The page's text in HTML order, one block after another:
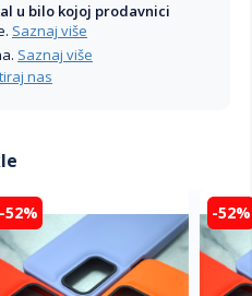
u bilo kojoj prodavnici
Saznaj više
Saznaj više
nas
-52% -52%